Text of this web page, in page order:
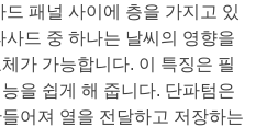
패널 사이에 층을 가지고 있
드 중 하나는 날씨의 영향을
가 가능합니다. 이 특징은 필
을 쉽게 해 줍니다. 단파텀은
어져 열을 전달하고 저장하는